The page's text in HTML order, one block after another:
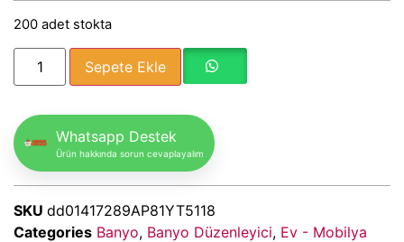
200 adet stokta
Sepete Ekle
Whatsapp Destek
Ürün hakkında sorun cevaplayalım
SKU dd01417289AP81YT5118
Categories Banyo, Banyo Düzenleyici, Ev - Mobilya